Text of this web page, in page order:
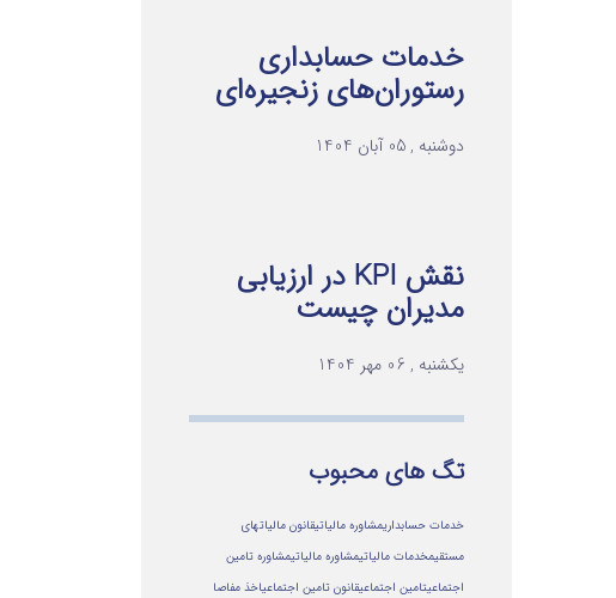
خدمات حسابداری
رستوران‌های زنجیره‌ای
دوشنبه , 05 آبان 1404
نقش KPI در ارزیابی
مدیران چیست
یکشنبه , 06 مهر 1404
تگ های محبوب
خدمات حسابداریمشاوره مالیاتیقانون مالیاتهای
مستقیمخدمات مالیاتیمشاوره مالياتيمشاوره تامین
اجتماعیتامین اجتماعیقانون تامین اجتماعیاخذ مفاصا